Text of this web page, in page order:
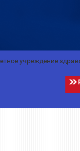
учреждение